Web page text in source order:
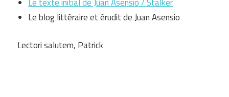
Le blog littéraire et érudit de Juan Asensio
Lectori salutem, Patrick